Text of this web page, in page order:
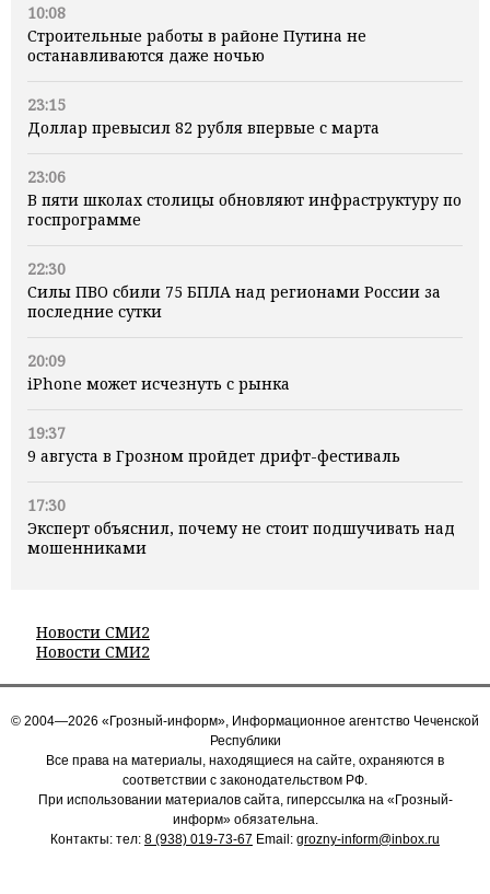
10:08
Строительные работы в районе Путина не
останавливаются даже ночью
23:15
Доллар превысил 82 рубля впервые с марта
23:06
В пяти школах столицы обновляют инфраструктуру по
госпрограмме
22:30
Силы ПВО сбили 75 БПЛА над регионами России за
последние сутки
20:09
iPhone может исчезнуть с рынка
19:37
9 августа в Грозном пройдет дрифт-фестиваль
17:30
Эксперт объяснил, почему не стоит подшучивать над
мошенниками
Новости СМИ2
Новости СМИ2
© 2004—2026 «Грозный-информ», Информационное агентство Чеченской
Республики
Все права на материалы, находящиеся на сайте, охраняются в
соответствии с законодательством РФ.
При использовании материалов сайта, гиперссылка на «Грозный-
информ» обязательна.
Контакты: тел: 8 (938) 019-73-67 Email: grozny-inform@inbox.ru